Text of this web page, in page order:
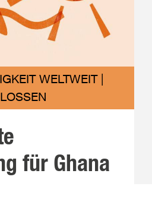
WELTWEIT |
für Ghana